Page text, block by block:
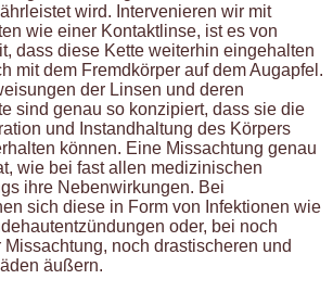
wird. Intervenieren wir mit
wie einer Kontaktlinse, ist es von
dass diese Kette weiterhin eingehalten
mit dem Fremdkörper auf dem Augapfel.
der Linsen und deren
sind genau so konzipiert, dass sie die
und Instandhaltung des Körpers
können. Eine Missachtung genau
wie bei fast allen medizinischen
ihre Nebenwirkungen. Bei
sich diese in Form von Infektionen wie
oder, bei noch
Missachtung, noch drastischeren und
äußern.